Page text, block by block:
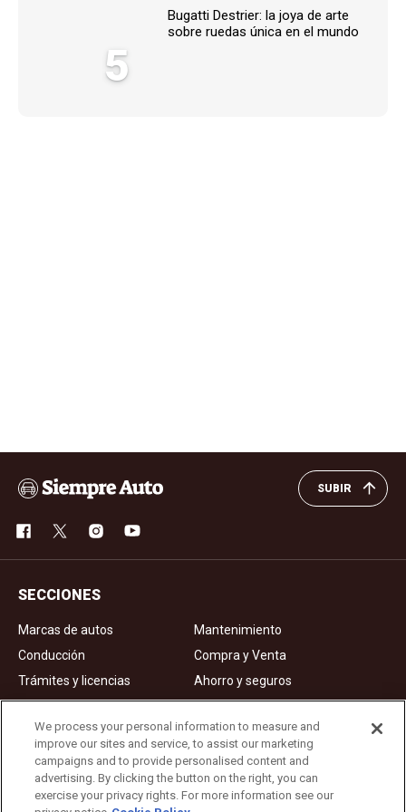
5
Bugatti Destrier: la joya de arte
sobre ruedas única en el mundo
SUBIR
SECCIONES
Marcas de autos
Mantenimiento
Conducción
Compra y Venta
Trámites y licencias
Ahorro y seguros
Noticias
Videos de autos
Ad Choices
About Us
We process your personal information to measure and
improve our sites and service, to assist our marketing
campaigns and to provide personalised content and
advertising. By clicking the button on the right, you can
exercise your privacy rights. For more information see our